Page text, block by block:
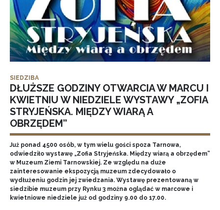
SIEDZIBA
DŁUŻSZE GODZINY OTWARCIA W MARCU I
KWIETNIU W NIEDZIELE WYSTAWY „ZOFIA
STRYJEŃSKA. MIĘDZY WIARĄ A
OBRZĘDEM”
Już ponad 4500 osób, w tym wielu gości spoza Tarnowa,
odwiedziło wystawę „Zofia Stryjeńska. Między wiarą a obrzędem”
w Muzeum Ziemi Tarnowskiej. Ze względu na duże
zainteresowanie ekspozycją muzeum zdecydowało o
wydłużeniu godzin jej zwiedzania. Wystawę prezentowaną w
siedzibie muzeum przy Rynku 3 można oglądać w marcowe i
kwietniowe niedziele już od godziny 9.00 do 17.00.